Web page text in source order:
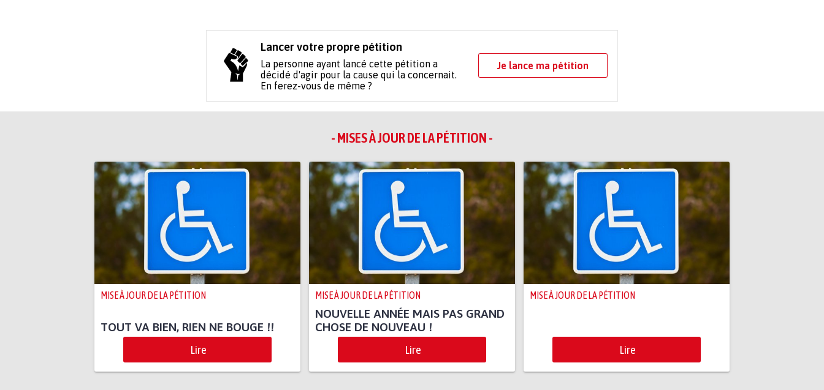
Lancer votre propre pétition
La personne ayant lancé cette pétition a
décidé d'agir pour la cause qui la concernait.
En ferez-vous de même ?
Je lance ma pétition
- MISES À JOUR DE LA PÉTITION -
MISE À JOUR DE LA PÉTITION
TOUT VA BIEN, RIEN NE BOUGE !!
Lire
MISE À JOUR DE LA PÉTITION
NOUVELLE ANNÉE MAIS PAS GRAND
CHOSE DE NOUVEAU !
Lire
MISE À JOUR DE LA PÉTITION
Lire